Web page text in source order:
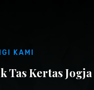
KAMI
Tas Kertas Jogja